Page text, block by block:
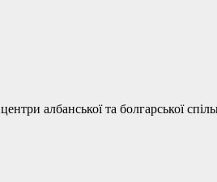
албанської та болгарської